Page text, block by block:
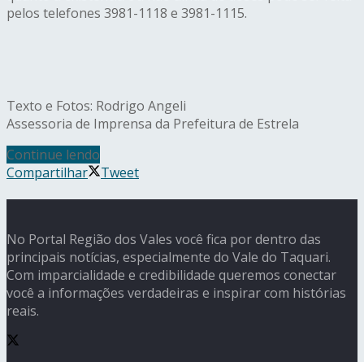
pelos telefones 3981-1118 e 3981-1115.
Texto e Fotos: Rodrigo Angeli
Assessoria de Imprensa da Prefeitura de Estrela
Continue lendo
Compartilhar
Tweet
No Portal Região dos Vales você fica por dentro das
principais notícias, especialmente do Vale do Taquari.
Com imparcialidade e credibilidade queremos conectar
você a informações verdadeiras e inspirar com histórias
reais.